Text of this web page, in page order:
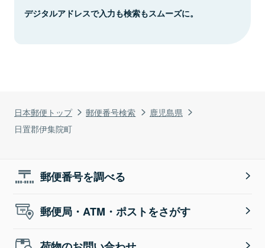
日本郵便トップ 郵便番号検索
鹿児島県
日置郡伊集院町
デジタルアドレスで入力も検索もスムーズに。
郵便番号を調べる
郵便局・ATM・ポストをさがす